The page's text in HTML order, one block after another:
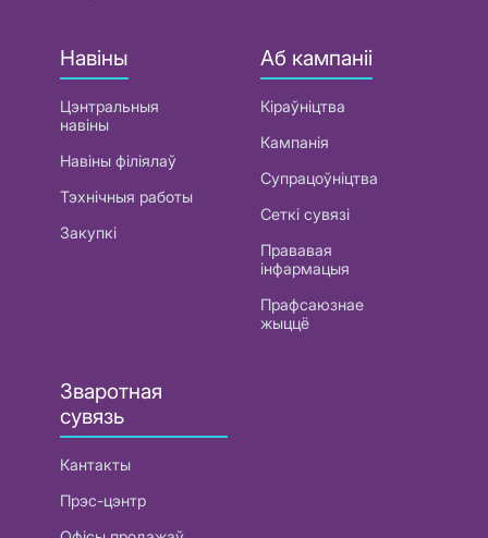
Навіны
Цэнтральныя
навіны
Навіны філіялаў
Тэхнічныя работы
Закупкі
Аб кампаніі
Кіраўніцтва
Кампанія
Супрацоўніцтва
Сеткі сувязі
Прававая
інфармацыя
Прафсаюзнае
жыццё
Зваротная
сувязь
Кантакты
Прэс-цэнтр